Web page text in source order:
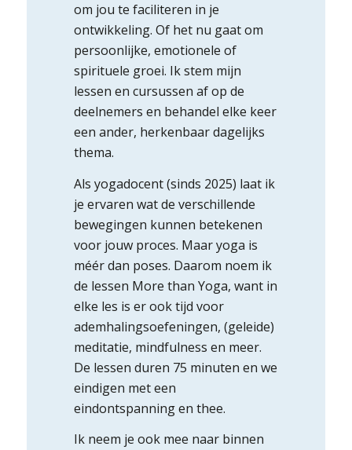
om jou te faciliteren in je
ontwikkeling. Of het nu gaat om
persoonlijke, emotionele of
spirituele groei. Ik stem mijn
lessen en cursussen af op de
deelnemers en behandel elke keer
een ander, herkenbaar dagelijks
thema.
Als yogadocent (sinds 2025) laat ik
je ervaren wat de verschillende
bewegingen kunnen betekenen
voor jouw proces. Maar yoga is
méér dan poses. Daarom noem ik
de lessen More than Yoga, want in
elke les is er ook tijd voor
ademhalingsoefeningen, (geleide)
meditatie, mindfulness en meer.
De lessen duren 75 minuten en we
eindigen met een
eindontspanning en thee.
Ik neem je ook mee naar binnen